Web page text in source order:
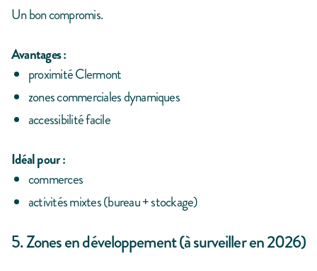
Un bon compromis.
Avantages :
proximité Clermont
zones commerciales dynamiques
accessibilité facile
Idéal pour :
commerces
activités mixtes (bureau + stockage)
5. Zones en développement (à surveiller en 2026)